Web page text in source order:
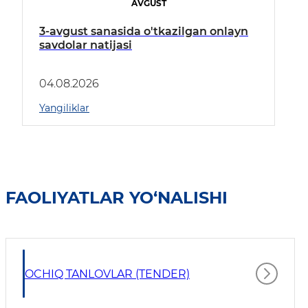
AVGUST
3-avgust sanasida o'tkazilgan onlayn
savdolar natijasi
04.08.2026
Yangiliklar
FAOLIYATLAR YO‘NALISHI
OCHIQ TANLOVLAR (TENDER)